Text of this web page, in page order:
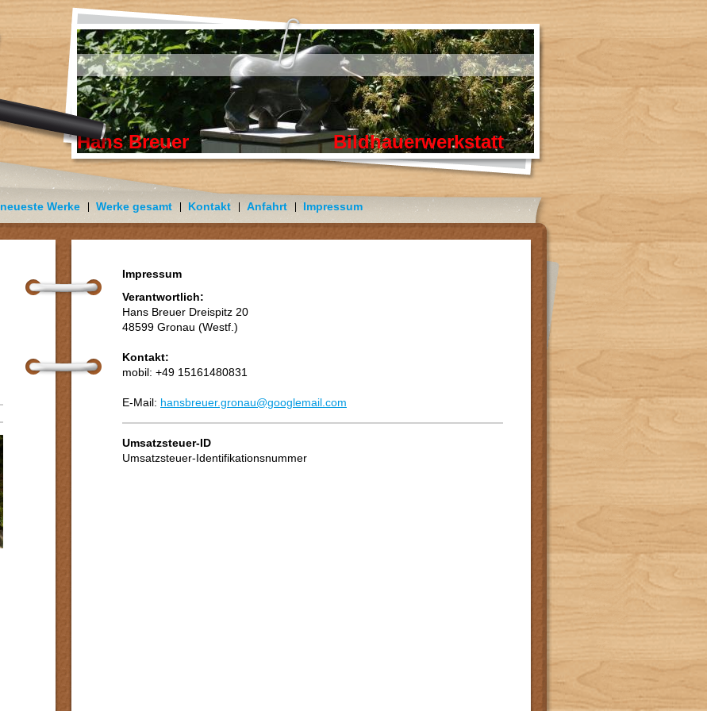
Hans Breuer Bildhauerwerkstatt
neueste Werke Werke gesamt Kontakt Anfahrt Impressum
Impressum
Verantwortlich:
Hans Breuer Dreispitz 20
48599 Gronau (Westf.)
Kontakt:
mobil: +49 15161480831
E-Mail: hansbreuer.gronau@googlemail.com
Umsatzsteuer-ID
Umsatzsteuer-Identifikationsnummer